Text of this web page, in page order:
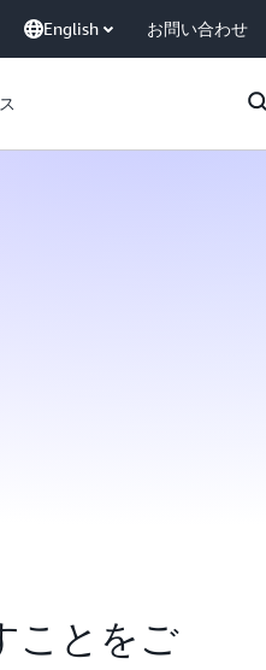
English お問い合わせ
ことをご